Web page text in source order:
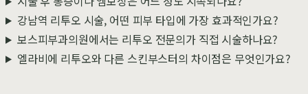
강남역 리투오 시술, 어떤 피부 타입에 가장 효과적인가요?
보스피부과의원에서는 리투오 전문의가 직접 시술하나요?
엘라비에 리투오와 다른 스킨부스터의 차이점은 무엇인가요?